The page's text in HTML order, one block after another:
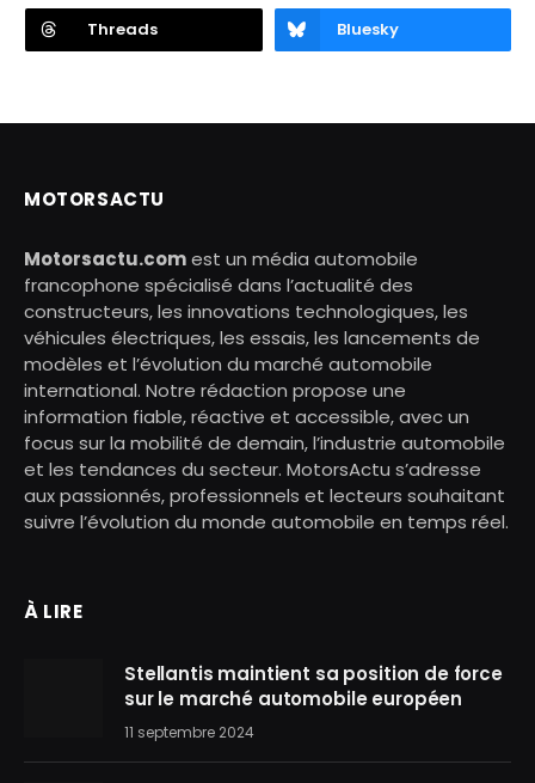
Threads Bluesky
MOTORSACTU
Motorsactu.comest un média automobile
francophone spécialisé dans l’actualité des
constructeurs, les innovations technologiques, les
véhicules électriques, les essais, les lancements de
modèles et l’évolution du marché automobile
international. Notre rédaction propose une
information fiable, réactive et accessible, avec un
focus sur la mobilité de demain, l’industrie automobile
et les tendances du secteur. MotorsActu s’adresse
aux passionnés, professionnels et lecteurs souhaitant
suivre l’évolution du monde automobile en temps réel.
À LIRE
Stellantis maintient sa position de force
sur le marché automobile européen
11 septembre 2024